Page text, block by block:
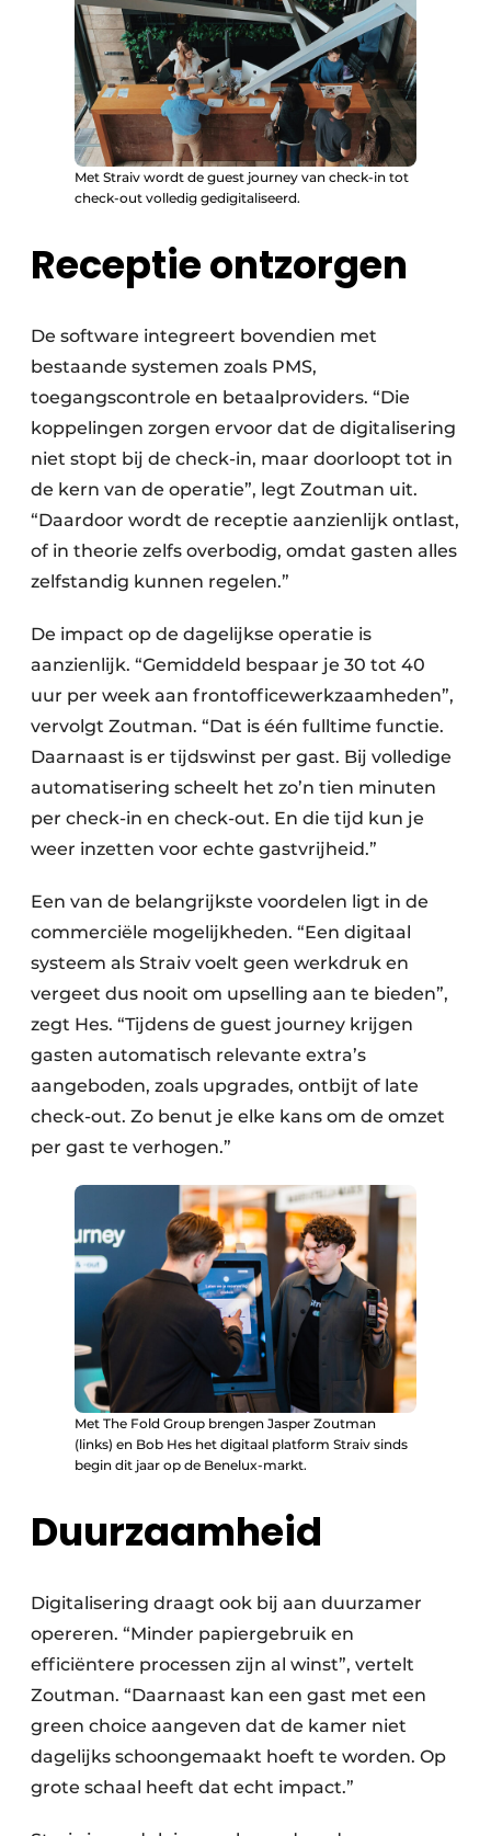
Met Straiv wordt de guest journey van check-in tot
check-out volledig gedigitaliseerd.
Receptie ontzorgen
De software integreert bovendien met
bestaande systemen zoals PMS,
toegangscontrole en betaalproviders. “Die
koppelingen zorgen ervoor dat de digitalisering
niet stopt bij de check-in, maar doorloopt tot in
de kern van de operatie”, legt Zoutman uit.
“Daardoor wordt de receptie aanzienlijk ontlast,
of in theorie zelfs overbodig, omdat gasten alles
zelfstandig kunnen regelen.”
De impact op de dagelijkse operatie is
aanzienlijk. “Gemiddeld bespaar je 30 tot 40
uur per week aan frontofficewerkzaamheden”,
vervolgt Zoutman. “Dat is één fulltime functie.
Daarnaast is er tijdswinst per gast. Bij volledige
automatisering scheelt het zo’n tien minuten
per check-in en check-out. En die tijd kun je
weer inzetten voor echte gastvrijheid.”
Een van de belangrijkste voordelen ligt in de
commerciële mogelijkheden. “Een digitaal
systeem als Straiv voelt geen werkdruk en
vergeet dus nooit om upselling aan te bieden”,
zegt Hes. “Tijdens de guest journey krijgen
gasten automatisch relevante extra’s
aangeboden, zoals upgrades, ontbijt of late
check-out. Zo benut je elke kans om de omzet
per gast te verhogen.”
Met The Fold Group brengen Jasper Zoutman
(links) en Bob Hes het digitaal platform Straiv sinds
begin dit jaar op de Benelux-markt.
Duurzaamheid
Digitalisering draagt ook bij aan duurzamer
opereren. “Minder papiergebruik en
efficiëntere processen zijn al winst”, vertelt
Zoutman. “Daarnaast kan een gast met een
green choice aangeven dat de kamer niet
dagelijks schoongemaakt hoeft te worden. Op
grote schaal heeft dat echt impact.”